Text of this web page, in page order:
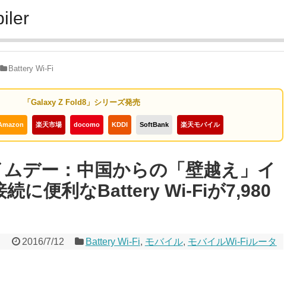
Battery Wi-Fi
「Galaxy Z Fold8」シリーズ発売
楽天市場 docomo KDDI SoftBank 楽天モバイル
デー：中国からの「壁越え」イ
続に便利なBattery Wi-Fiが7,980
2016/7/12 Battery Wi-Fi, モバイル, モバイルWi-Fiルータ